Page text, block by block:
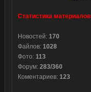
Статистика материалов
Новостей: 170
Файлов: 1028
Фото: 113
Форум: 283/360
Коментариев: 123